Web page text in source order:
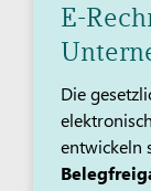
E-
Die
entwickeln